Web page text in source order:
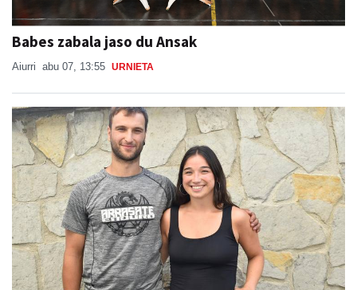
Babes zabala jaso du Ansak
Aiurri abu 07, 13:55 URNIETA